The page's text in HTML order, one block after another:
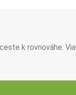
k rovnováhe.